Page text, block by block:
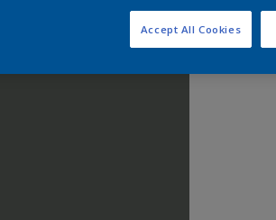
Accept All Cookies